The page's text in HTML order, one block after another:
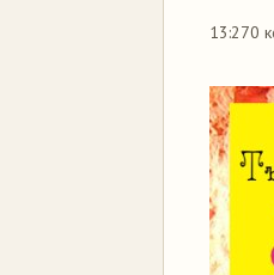
13:270